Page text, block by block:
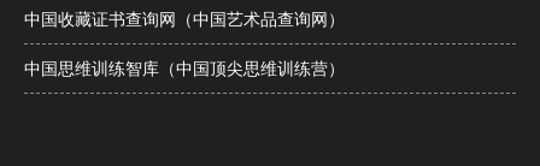
中国收藏证书查询网（中国艺术品查询网）
中国思维训练智库（中国顶尖思维训练营）